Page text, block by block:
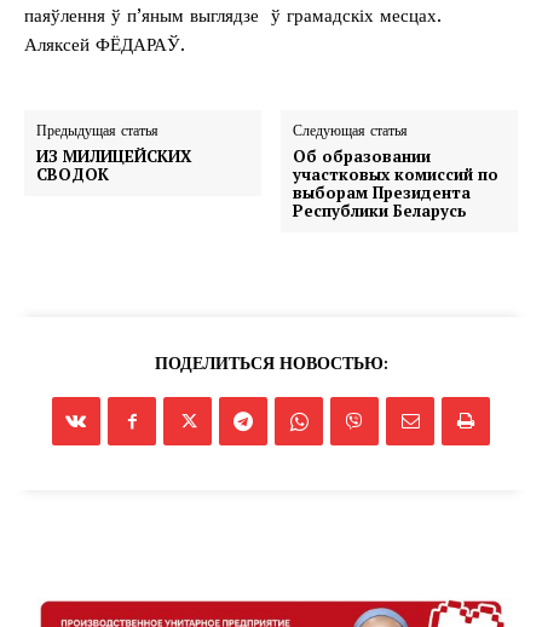
паяўлення ў п’яным выглядзе ў грамадскіх месцах.
Аляксей ФЁДАРАЎ.
Предыдущая статья
ИЗ МИЛИЦЕЙСКИХ
СВОДОК
Следующая статья
Об образовании
участковых комиссий по
выборам Президента
Республики Беларусь
ПОДЕЛИТЬСЯ НОВОСТЬЮ: